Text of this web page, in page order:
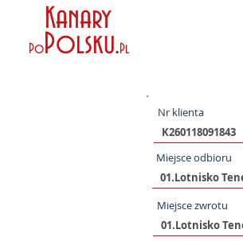
Kanary
PoPolsku.Pl
Nr klienta
Miejsce odbioru
Miejsce zwrotu